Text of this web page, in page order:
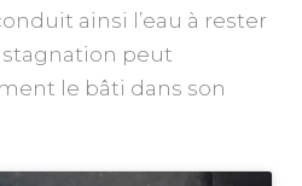
ainsi l’eau à rester
stagnation peut
le bâti dans son